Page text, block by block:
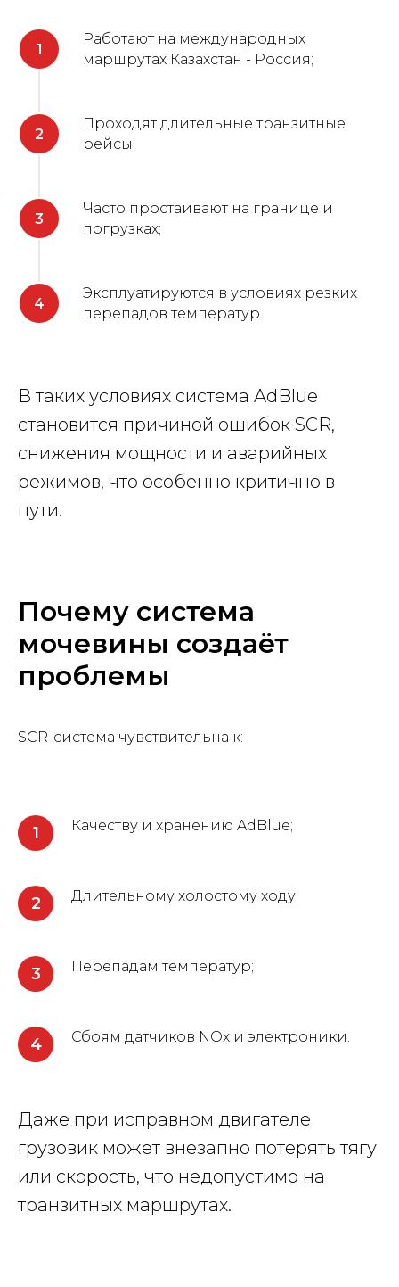
Работают на международных
маршрутах Казахстан - Россия;
Проходят длительные транзитные
рейсы;
Часто простаивают на границе и
погрузках;
Эксплуатируются в условиях резких
перепадов температур.
В таких условиях система AdBlue
становится причиной ошибок SCR,
снижения мощности и аварийных
режимов, что особенно критично в
пути.
Почему система
мочевины создаёт
проблемы
SCR-система чувствительна к:
Качеству и хранению AdBlue;
Длительному холостому ходу;
Перепадам температур;
Сбоям датчиков NOx и электроники.
Даже при исправном двигателе
грузовик может внезапно потерять тягу
или скорость, что недопустимо на
транзитных маршрутах.